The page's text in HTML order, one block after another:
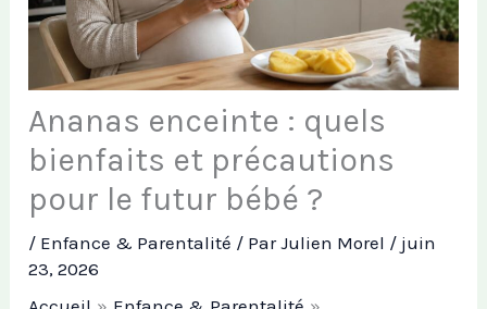
Ananas enceinte : quels
bienfaits et précautions
pour le futur bébé ?
/ Enfance & Parentalité / ParJulien Morel / juin
23, 2026